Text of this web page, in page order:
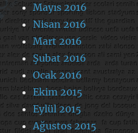
Mayıs 2016
Nisan 2016
Mart 2016
Şubat 2016
Ocak 2016
Ekim 2015
Eylül 2015
Ağustos 2015